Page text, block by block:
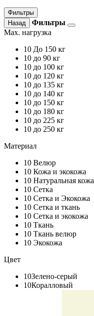
Фильтры
Назад
Фильтры
Max. нагрузка
10 До 150 кг
10 до 90 кг
10 до 100 кг
10 до 120 кг
10 до 135 кг
10 до 140 кг
10 до 150 кг
10 до 180 кг
10 до 225 кг
10 до 250 кг
Материал
10 Велюр
10 Кожа и экокожа
10 Натуральная кожа
10 Сетка
10 Сетка и Экокожа
10 Сетка и ткань
10 Сетка и экокожа
10 Ткань
10 Ткань велюр
10 Экокожа
Цвет
10Зелено-серый
10Коралловый